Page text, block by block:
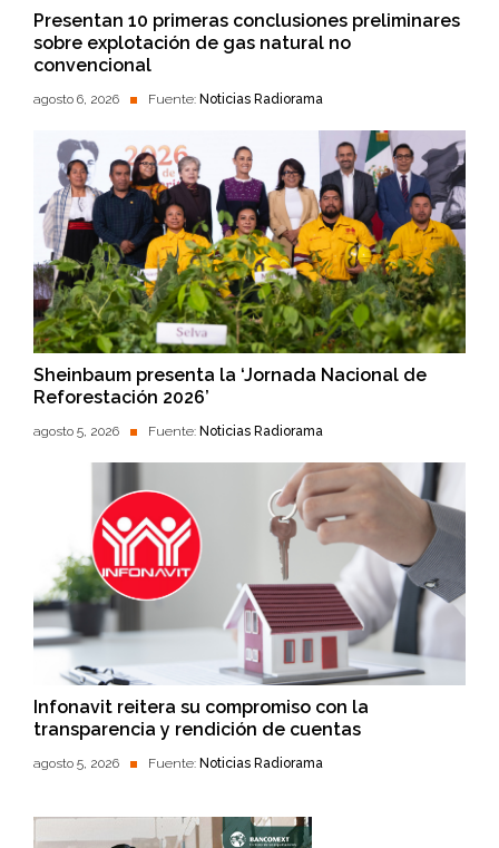
Presentan 10 primeras conclusiones preliminares
sobre explotación de gas natural no
convencional
agosto 6, 2026 Fuente: Noticias Radiorama
Sheinbaum presenta la ‘Jornada Nacional de
Reforestación 2026’
agosto 5, 2026 Fuente: Noticias Radiorama
Infonavit reitera su compromiso con la
transparencia y rendición de cuentas
agosto 5, 2026 Fuente: Noticias Radiorama